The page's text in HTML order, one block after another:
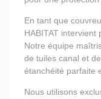
En tant que
HABITAT intervient
Notre équipe
de tuiles canal et
étanchéité parfaite
Nous utilisons